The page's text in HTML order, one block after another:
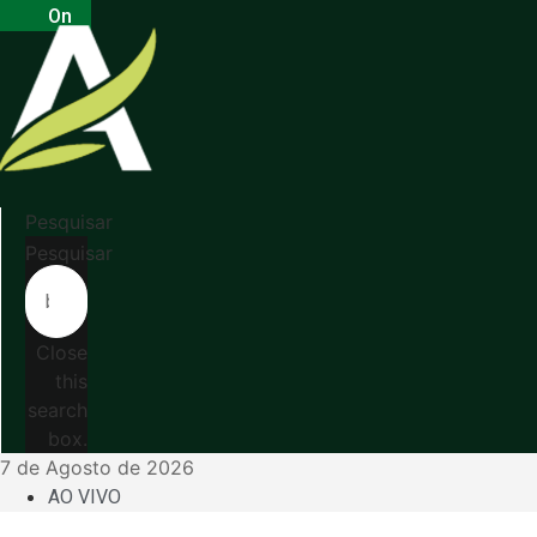
On
Pesquisar
Pesquisar
Close
this
search
box.
7 de Agosto de 2026
AO VIVO